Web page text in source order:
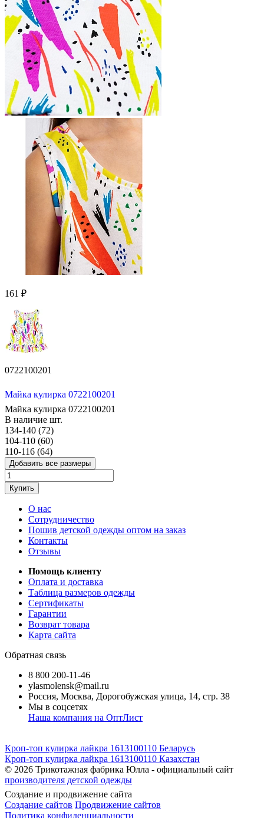
161 ₽
0722100201
Майка кулирка 0722100201
Майка кулирка 0722100201
В наличие шт.
134-140 (72)
104-110 (60)
110-116 (64)
Добавить все размеры
Купить
О нас
Сотрудничество
Пошив детской одежды оптом на заказ
Контакты
Отзывы
Помощь клиенту
Оплата и доставка
Таблица размеров одежды
Сертификаты
Гарантии
Возврат товара
Карта сайта
Обратная связь
8 800 200-11-46
ylasmolensk@mail.ru
Россия, Москва, Дорогобужская улица, 14, стр. 38
Мы в соцсетях
Наша компания на ОптЛист
Кроп-топ кулирка лайкра 1613100110 Беларусь
Кроп-топ кулирка лайкра 1613100110 Казахстан
© 2026 Трикотажная фабрика Юлла - официальный сайт
производителя детской одежды
Создание и продвижение сайта
Создание сайтов Продвижение сайтов
Политика конфиденциальности